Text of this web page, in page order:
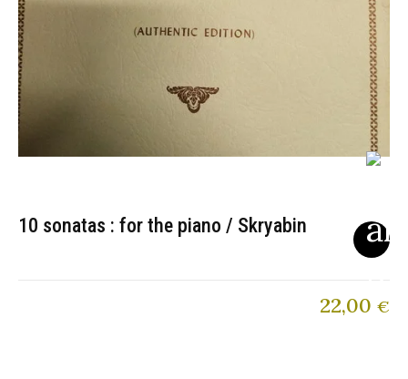
10 sonatas : for the piano / Skryabin
22,00 €